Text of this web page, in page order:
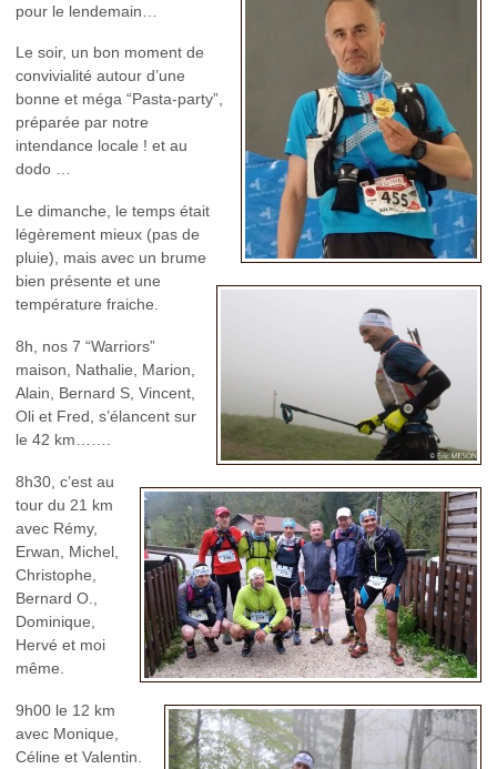
pour le lendemain…
Le soir, un bon moment de
convivialité autour d’une
bonne et méga “Pasta-party”,
préparée par notre
intendance locale ! et au
dodo …
Le dimanche, le temps était
légèrement mieux (pas de
pluie), mais avec un brume
bien présente et une
température fraiche.
8h, nos 7 “Warriors”
maison, Nathalie, Marion,
Alain, Bernard S, Vincent,
Oli et Fred, s’élancent sur
le 42 km…….
8h30, c’est au
tour du 21 km
avec Rémy,
Erwan, Michel,
Christophe,
Bernard O.,
Dominique,
Hervé et moi
même.
9h00 le 12 km
avec Monique,
Céline et Valentin.